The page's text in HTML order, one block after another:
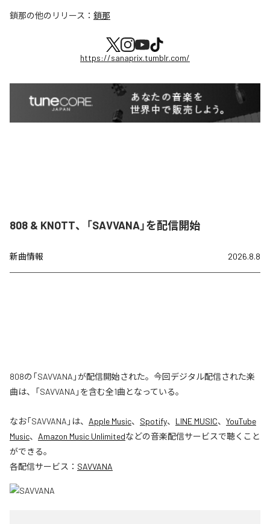
鎖那の他のリリース： 鎖那
https://sanaprix.tumblr.com/
808 & KNOTT、「SAVVANA」を配信開始
新曲情報 2026.8.8
808の「SAVVANA」が配信開始された。今回デジタル配信された楽
曲は、「SAVVANA」を含む全1曲となっている。
なお「SAVVANA 」は、 Apple Music、 Spotify、 LINE MUSIC、 YouTube
Music、 Amazon Music Unlimitedなどの音楽配信サービスで聴くこと
ができる。
各配信サービス： SAVVANA